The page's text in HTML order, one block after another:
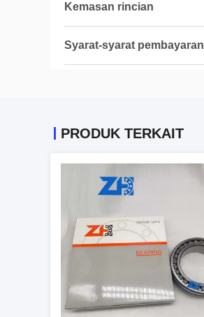
Kemasan rincian
Syarat-syarat pembayaran
PRODUK TERKAIT